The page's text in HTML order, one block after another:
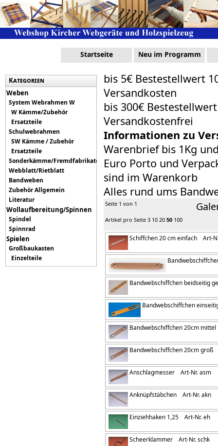
Startseite Neu im Programm
Kategorien
Weben
System Webrahmen W
W Kämme/Zubehör
Ersatzteile
Schulwebrahmen
SW Kämme / Zubehör
Ersatzteile
Sonderkämme/Fremdfabrikate
Webblatt/Rietblatt
Bandweben
Zubehör Allgemein
Literatur
Wollaufbereitung/Spinnen
Spindel
Spinnrad
Spielen
Großbaukasten
Einzelteile
bis 5€ Bestestellwert
Versandkosten
bis 300€
Versandkostenfrei
Informationen zu
Warenbrief bis 1Kg
Euro Porto und
sind im Warenkorb
Alles rund ums
Seite 1 von 1
Artikel pro Seite 3 10 20 50 100
Schiffchen 20 cm einfachArt-
Bandwebschiffchen beidseitig
Bandwebschiffchen
Bandwebschiffchen 20cm mittel
Bandwebschiffchen 20cm groß
AnschlagmesserArt-Nr. asm
AnknüpfstäbchenArt-Nr. akn
Einziehhaken 1,25Art-Nr. eh
ScheerklammerArt-Nr. schk